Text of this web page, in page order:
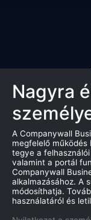
Nagyra
A Companywall
megfelelő
tegye a
valamint a portál
Companywall
alkalmazásához. A
módosíthatja.
használatáról és